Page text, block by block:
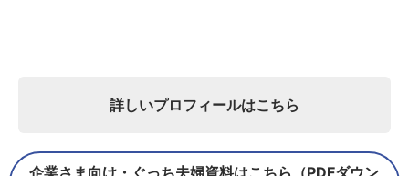
詳しいプロフィールはこちら